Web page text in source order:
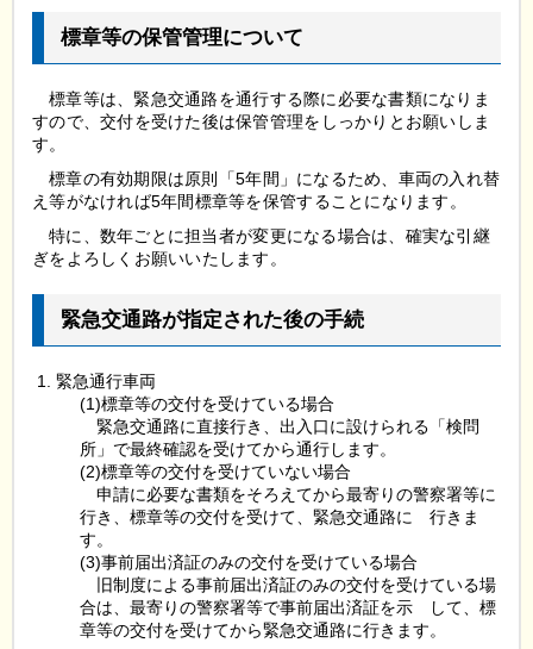
標章等の保管管理について
標章等は、緊急交通路を通行する際に必要な書類になりま
すので、交付を受けた後は保管管理をしっかりとお願いしま
す。
標章の有効期限は原則「5年間」になるため、車両の入れ替
え等がなければ5年間標章等を保管することになります。
特に、数年ごとに担当者が変更になる場合は、確実な引継
ぎをよろしくお願いいたします。
緊急交通路が指定された後の手続
緊急通行車両
(1)標章等の交付を受けている場合
緊急交通路に直接行き、出入口に設けられる「検問
所」で最終確認を受けてから通行します。
(2)標章等の交付を受けていない場合
申請に必要な書類をそろえてから最寄りの警察署等に
行き、標章等の交付を受けて、緊急交通路に
行きま
す。
(3)事前届出済証のみの交付を受けている場合
旧制度による事前届出済証のみの交付を受けている場
合は、最寄りの警察署等で事前届出済証を示
して、標
章等の交付を受けてから緊急交通路に行きます。